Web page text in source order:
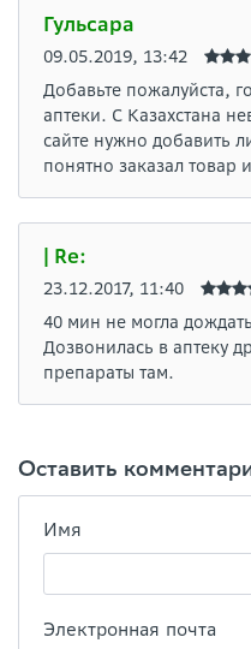
Гульсара
09.05.2019, 13:42
Добавьте пожалуйста,
аптеки. С Казахстана
сайте нужно добавить
понятно заказал товар
| Re:
23.12.2017, 11:40
40 мин не могла
Дозвонилась в аптеку
препараты там.
Оставить
Имя
Электронная почта